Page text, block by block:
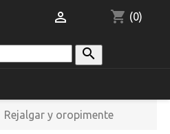
shopping_cart (0)


Rejalgar y oropimente